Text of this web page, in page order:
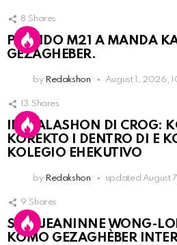
8 Shares
PARTIDO M21 A MANDA
GEZAGHEBER.
by Redakshon August 1, 2026,
13 Shares
INSTALASHON DI CROG:
KOREKTO I DENTRO DI E
KOLEGIO EHEKUTIVO
by Redakshon updated August
9 Shares
SRA. JEANINNE WONG-
KOMO GEZAGHÈBER